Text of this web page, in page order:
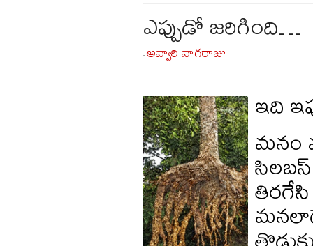
ఎప్పుడో జరిగింది…
-అవ్వారి నాగరాజు
ఇది
మనం
తిరగేసి